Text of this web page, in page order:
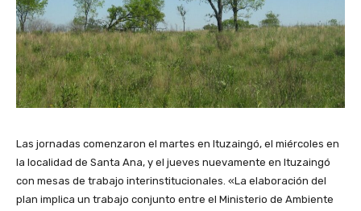
Las jornadas comenzaron el martes en Ituzaingó, el miércoles en
la localidad de Santa Ana, y el jueves nuevamente en Ituzaingó
con mesas de trabajo interinstitucionales. «La elaboración del
plan implica un trabajo conjunto entre el Ministerio de Ambiente